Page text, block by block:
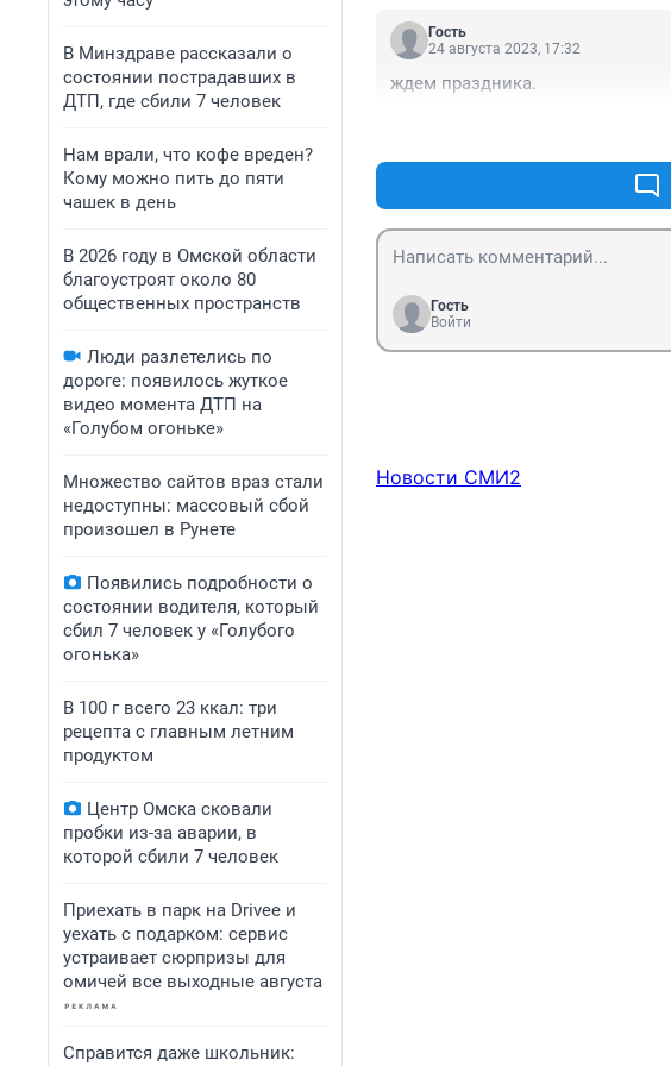
В Минздраве рассказали о
состоянии пострадавших в
ДТП, где сбили 7 человек
Нам врали, что кофе вреден?
Кому можно пить до пяти
чашек в день
В 2026 году в Омской области
благоустроят около 80
общественных пространств
Люди разлетелись по
дороге: появилось жуткое
видео момента ДТП на
«Голубом огоньке»
Множество сайтов враз стали
недоступны: массовый сбой
произошел в Рунете
Появились подробности о
состоянии водителя, который
сбил 7 человек у «Голубого
огонька»
В 100 г всего 23 ккал: три
рецепта с главным летним
продуктом
Центр Омска сковали
пробки из-за аварии, в
которой сбили 7 человек
Приехать в парк на Drivee и
уехать с подарком: сервис
устраивает сюрпризы для
омичей все выходные августа
Справится даже школьник:
Гость
24 августа 2023, 17:32
ждем праздника.
Гость
Войти
Новости СМИ2